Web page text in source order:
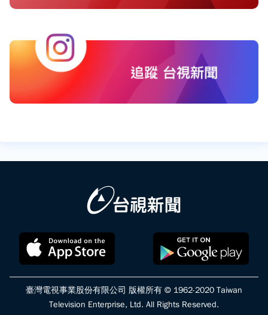
臺灣電視事業股份有限公司 版權所有 © 1962-2020 Taiwan
Television Enterprise, Ltd. All Rights Reserved.